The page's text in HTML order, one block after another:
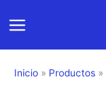
Inicio Productos